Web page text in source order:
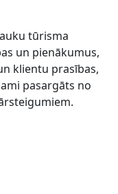
tūrisma
un pienākumus,
klientu prasības,
pasargāts no